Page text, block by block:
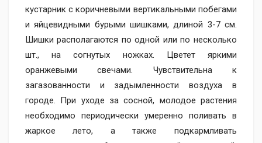
кустарник с коричневыми вертикальными побегами
и яйцевидными бурыми шишками, длиной 3-7 см.
Шишки располагаются по одной или по несколько
шт., на согнутых ножках. Цветет яркими
оранжевыми свечами. Чувствительна к
загазованности и задымленности воздуха в
городе. При уходе за сосной, молодое растения
необходимо периодически умеренно поливать в
жаркое лето, а также подкармливать